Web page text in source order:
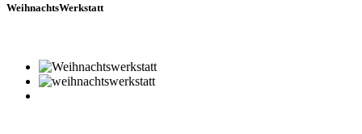
WeihnachtsWerkstatt